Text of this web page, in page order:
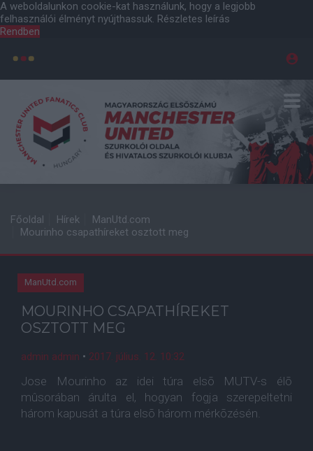
A weboldalunkon cookie-kat használunk, hogy a legjobb
felhasználói élményt nyújthassuk. Részletes leírás
Rendben
Főoldal Hírek
ManUtd.com
Mourinho csapathíreket osztott meg
ManUtd.com
MOURINHO CSAPATHÍREKET
OSZTOTT MEG
admin admin • 2017. július. 12. 10:32
Jose Mourinho az idei túra elsõ MUTV-s élõ
mûsorában árulta el, hogyan fogja szerepeltetni
három kapusát a túra elsõ három mérkõzésén.